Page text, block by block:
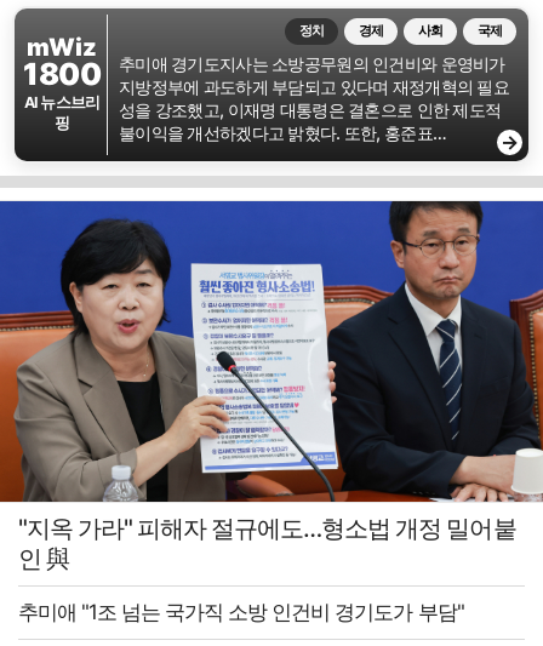
mWiz
1800
AI 뉴스브리
핑
정치 경제 사회 국제
추미애 경기도지사는 소방공무원의 인건비와 운영비가
지방정부에 과도하게 부담되고 있다며 재정개혁의 필요
성을 강조했고, 이재명 대통령은 결혼으로 인한 제도적
불이익을 개선하겠다고 밝혔다. 또한, 홍준표…
→
"지옥 가라" 피해자 절규에도…형소법 개정 밀어붙
인 與
추미애 "1조 넘는 국가직 소방 인건비 경기도가 부담"